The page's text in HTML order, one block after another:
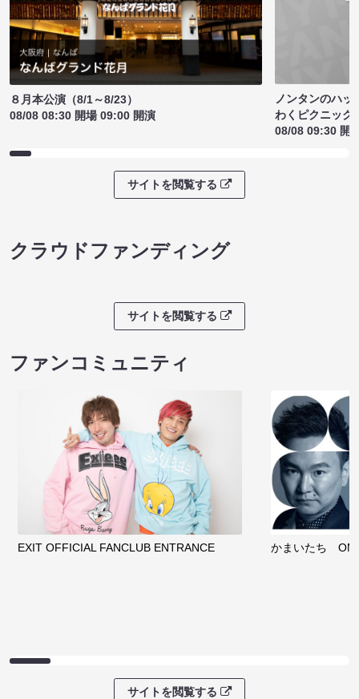
８月本公演（8/1～8/23）
08/08 08:30 開場 09:00 開演
ノンタンのハッ
わくピクニック
08/08 09:30 開
サイトを閲覧する
クラウドファンディング
サイトを閲覧する
ファンコミュニティ
EXIT OFFICIAL FANCLUB ENTRANCE かまいたち
サイトを閲覧する